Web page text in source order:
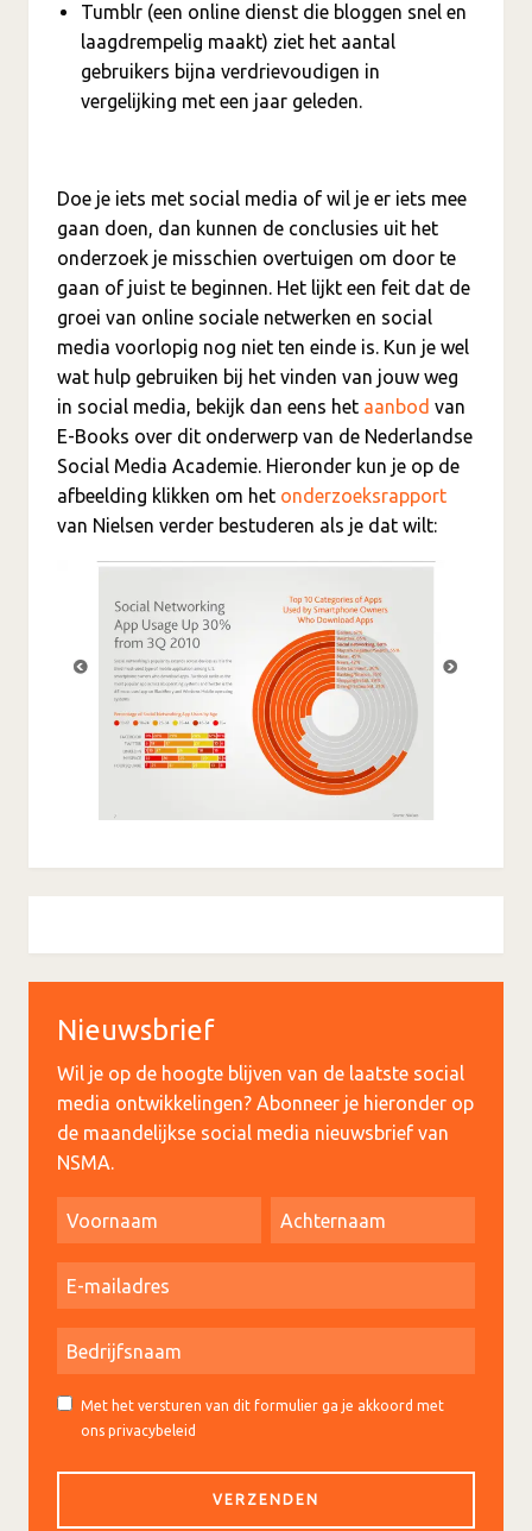
Tumblr (een online dienst die bloggen snel en
laagdrempelig maakt) ziet het aantal
gebruikers bijna verdrievoudigen in
vergelijking met een jaar geleden.
Doe je iets met social media of wil je er iets mee
gaan doen, dan kunnen de conclusies uit het
onderzoek je misschien overtuigen om door te
gaan of juist te beginnen. Het lijkt een feit dat de
groei van online sociale netwerken en social
media voorlopig nog niet ten einde is. Kun je wel
wat hulp gebruiken bij het vinden van jouw weg
in social media, bekijk dan eens het aanbod van
E-Books over dit onderwerp van de Nederlandse
Social Media Academie. Hieronder kun je op de
afbeelding klikken om het onderzoeksrapport
van Nielsen verder bestuderen als je dat wilt:
Nieuwsbrief
Wil je op de hoogte blijven van de laatste social
media ontwikkelingen? Abonneer je hieronder op
de maandelijkse social media nieuwsbrief van
NSMA.
Met het versturen van dit formulier ga je akkoord met
ons privacybeleid